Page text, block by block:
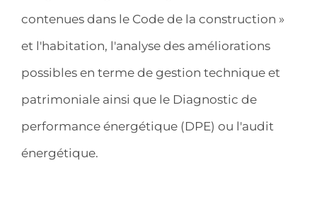
contenues dans le Code de la construction »
et l'habitation, l'analyse des améliorations
possibles en terme de gestion technique et
patrimoniale ainsi que le Diagnostic de
performance énergétique (DPE) ou l'audit
énergétique.